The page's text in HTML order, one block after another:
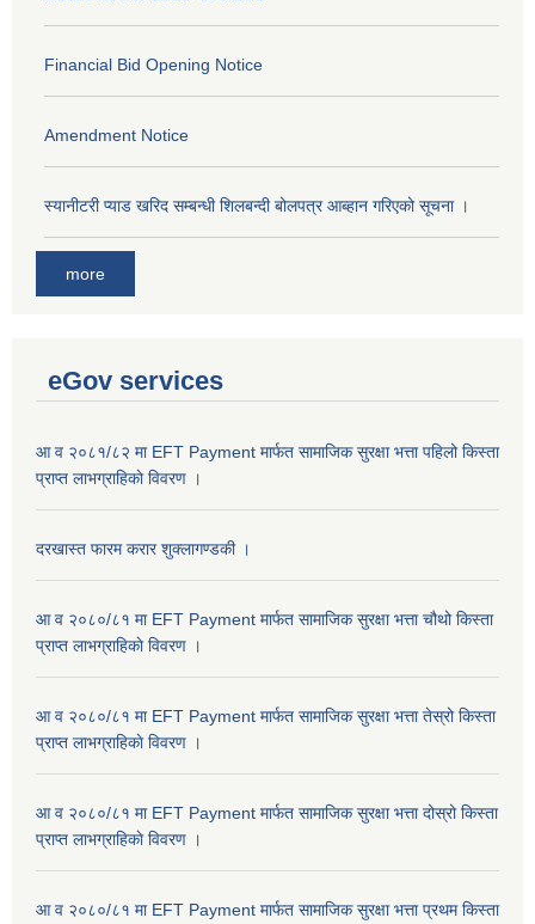
Financial Bid Opening Notice
Amendment Notice
स्यानीटरी प्याड खरिद सम्बन्धी शिलबन्दी बोलपत्र आब्हान गरिएको सूचना ।
more
eGov services
आ व २०८१/८२ मा EFT Payment मार्फत सामाजिक सुरक्षा भत्ता पहिलो किस्ता
प्राप्त लाभग्राहिकाे विवरण ।
दरखास्त फारम करार शुक्लागण्डकी ।
आ व २०८०/८१ मा EFT Payment मार्फत सामाजिक सुरक्षा भत्ता चौथो किस्ता
प्राप्त लाभग्राहिकाे विवरण ।
आ व २०८०/८१ मा EFT Payment मार्फत सामाजिक सुरक्षा भत्ता तेस्रो किस्ता
प्राप्त लाभग्राहिकाे विवरण ।
आ व २०८०/८१ मा EFT Payment मार्फत सामाजिक सुरक्षा भत्ता दोस्रो किस्ता
प्राप्त लाभग्राहिकाे विवरण ।
आ व २०८०/८१ मा EFT Payment मार्फत सामाजिक सुरक्षा भत्ता प्रथम किस्ता